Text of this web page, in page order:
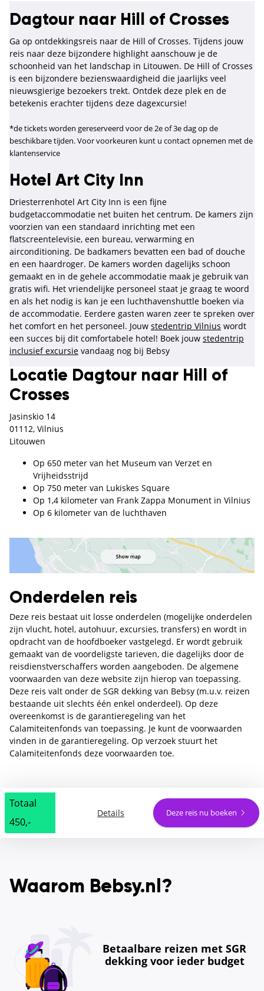
Dagtour naar Hill of Crosses
Ga op ontdekkingsreis naar de Hill of Crosses. Tijdens jouw
reis naar deze bijzondere highlight aanschouw je de
schoonheid van het landschap in Litouwen. De Hill of Crosses
is een bijzondere bezienswaardigheid die jaarlijks veel
nieuwsgierige bezoekers trekt. Ontdek deze plek en de
betekenis erachter tijdens deze dagexcursie!
*de tickets worden gereserveerd voor de 2e of 3e dag op de
beschikbare tijden. Voor voorkeuren kunt u contact opnemen met de
klantenservice
Hotel Art City Inn
Driesterrenhotel Art City Inn is een fijne
budgetaccommodatie net buiten het centrum. De kamers zijn
voorzien van een standaard inrichting met een
flatscreentelevisie, een bureau, verwarming en
airconditioning. De badkamers bevatten een bad of douche
en een haardroger. De kamers worden dagelijks schoon
gemaakt en in de gehele accommodatie maak je gebruik van
gratis wifi. Het vriendelijke personeel staat je graag te woord
en als het nodig is kan je een luchthavenshuttle boeken via
de accommodatie. Eerdere gasten waren zeer te spreken over
het comfort en het personeel. Jouw stedentrip Vilnius wordt
een succes bij dit comfortabele hotel! Boek jouw stedentrip
inclusief excursie vandaag nog bij Bebsy
Locatie Dagtour naar Hill of
Crosses
Jasinskio 14
01112, Vilnius
Litouwen
Op 650 meter van het Museum van Verzet en
Vrijheidsstrijd
Op 750 meter van Lukiskes Square
Op 1,4 kilometer van Frank Zappa Μonument in Vilnius
Op 6 kilometer van de luchthaven
Onderdelen reis
Deze reis bestaat uit losse onderdelen (mogelijke onderdelen
zijn vlucht, hotel, autohuur, excursies, transfers) en wordt in
opdracht van de hoofdboeker vastgelegd. Er wordt gebruik
gemaakt van de voordeligste tarieven, die dagelijks door de
reisdienstverschaffers worden aangeboden. De algemene
voorwaarden van deze website zijn hierop van toepassing.
Deze reis valt onder de SGR dekking van Bebsy (m.u.v. reizen
bestaande uit slechts één enkel onderdeel). Op deze
overeenkomst is de garantieregeling van het
Calamiteitenfonds van toepassing. Je kunt de voorwaarden
vinden in de garantieregeling. Op verzoek stuurt het
Calamiteitenfonds deze voorwaarden toe.
Totaal
450,-
Details Deze reis nu boeken
Waarom Bebsy.nl?
Betaalbare reizen met SGR
dekking voor ieder budget